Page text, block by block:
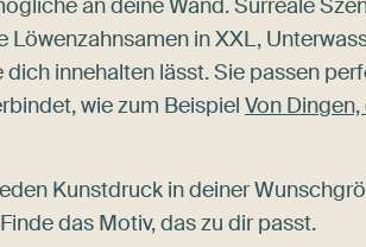
an deine Wand. Surreale
Löwenzahnsamen in XXL,
innehalten lässt. Sie passen
wie zum Beispiel Von
Kunstdruck in deiner
das Motiv, das zu dir passt.